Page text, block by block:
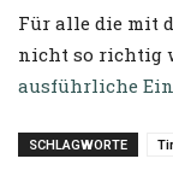
Für alle die mit
nicht so richtig
ausführliche
SCHLAGWORTE